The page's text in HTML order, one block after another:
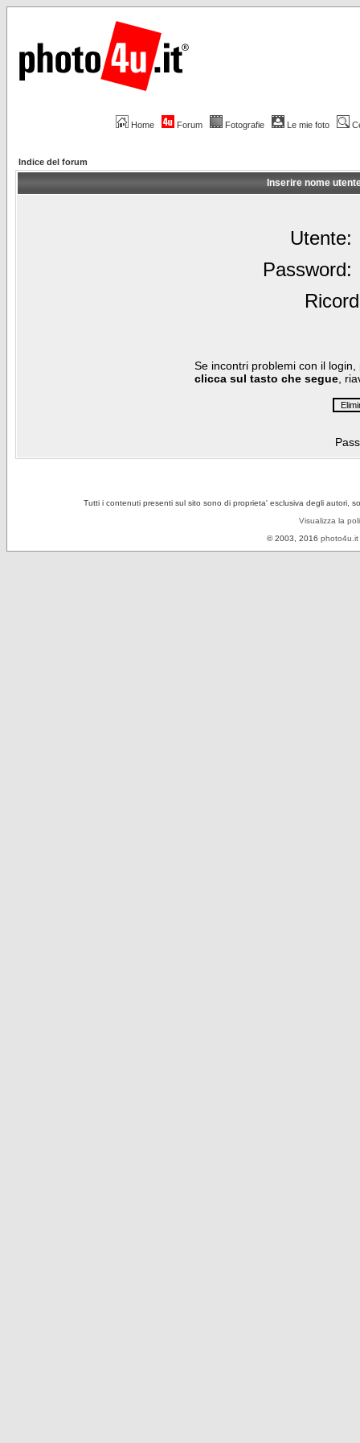
Home Forum Fotografie Le mie foto
Indice del forum
Inserire nome
Utente:
Password:
Se incontri problemi con il
clicca sul tasto che segue ,
Tutti i contenuti presenti sul sito sono di proprieta' esclusiva degli autori,
Visualizza la
© 2003, 2016 photo4u.it